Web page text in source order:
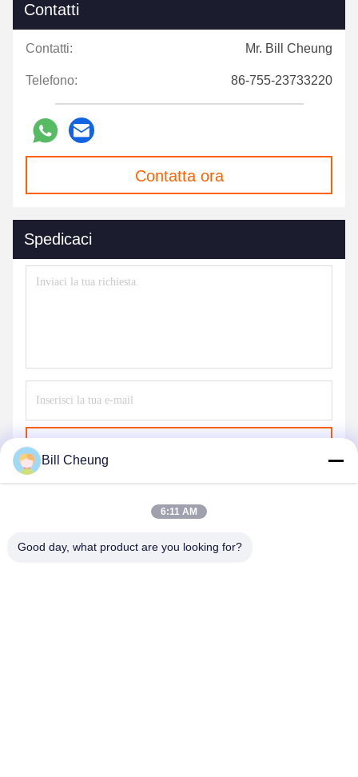
Contatti
Contatti: Mr. Bill Cheung
Telefono: 86-755-23733220
Contatta ora
Spedicaci
Bill Cheung
6:11 AM
Good day, what product are you looking for?